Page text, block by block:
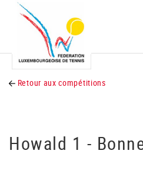
Retour aux compétitions
Howald 1 -